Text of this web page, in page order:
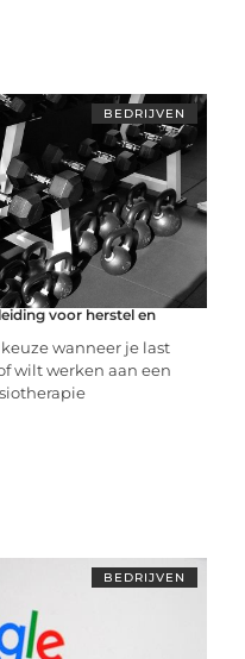
BEDRIJVEN
voor herstel en
wanneer je last
wilt werken aan een
BEDRIJVEN